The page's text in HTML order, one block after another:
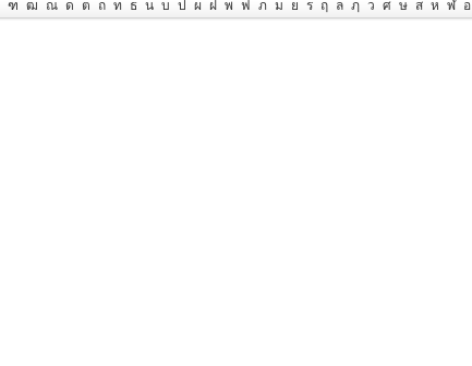
ฑ ฒ ณ ด ต ถ ท ธ น บ ป ผ ฝ พ ฟ ภ ม ย ร ฤ ล ฦ ว ศ ษ ส ห ฬ อ